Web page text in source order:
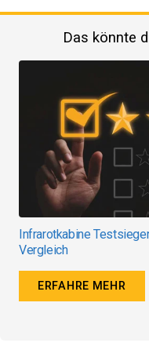
Das könnte
Infrarotkabine
Vergleich
ERFAHRE MEHR